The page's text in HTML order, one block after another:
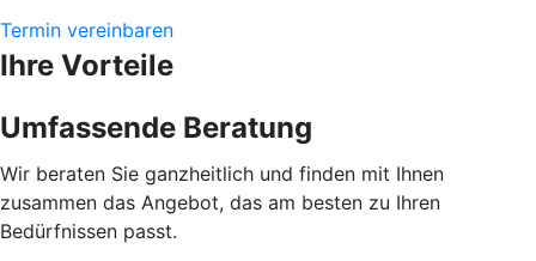
Termin vereinbaren
Ihre Vorteile
Umfassende Beratung
Wir beraten Sie ganzheitlich und finden mit Ihnen
zusammen das Angebot, das am besten zu Ihren
Bedürfnissen passt.